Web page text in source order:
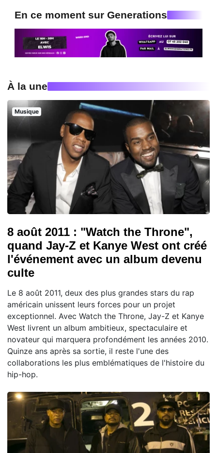
En ce moment sur Generations
À la une
Musique
8 août 2011 : "Watch the Throne",
quand Jay-Z et Kanye West ont créé
l'événement avec un album devenu
culte
Le 8 août 2011, deux des plus grandes stars du rap
américain unissent leurs forces pour un projet
exceptionnel. Avec Watch the Throne, Jay-Z et Kanye
West livrent un album ambitieux, spectaculaire et
novateur qui marquera profondément les années 2010.
Quinze ans après sa sortie, il reste l'une des
collaborations les plus emblématiques de l'histoire du
hip-hop.